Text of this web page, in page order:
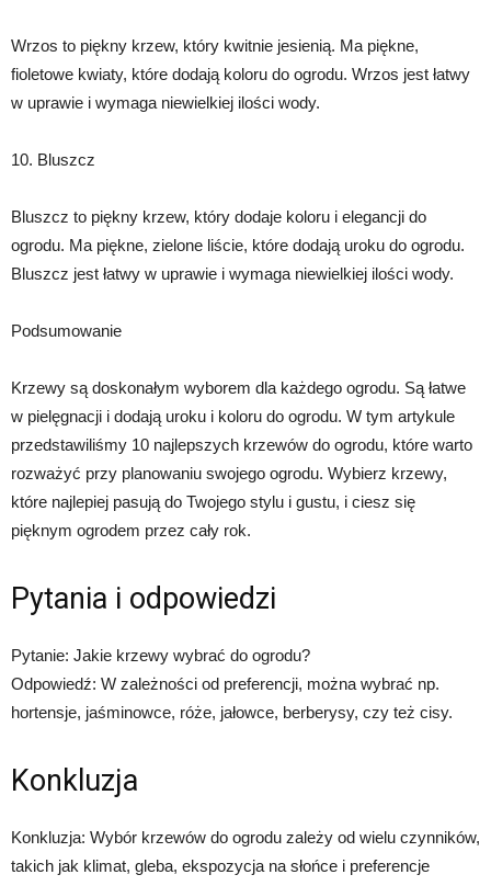
Wrzos to piękny krzew, który kwitnie jesienią. Ma piękne,
fioletowe kwiaty, które dodają koloru do ogrodu. Wrzos jest łatwy
w uprawie i wymaga niewielkiej ilości wody.
10. Bluszcz
Bluszcz to piękny krzew, który dodaje koloru i elegancji do
ogrodu. Ma piękne, zielone liście, które dodają uroku do ogrodu.
Bluszcz jest łatwy w uprawie i wymaga niewielkiej ilości wody.
Podsumowanie
Krzewy są doskonałym wyborem dla każdego ogrodu. Są łatwe
w pielęgnacji i dodają uroku i koloru do ogrodu. W tym artykule
przedstawiliśmy 10 najlepszych krzewów do ogrodu, które warto
rozważyć przy planowaniu swojego ogrodu. Wybierz krzewy,
które najlepiej pasują do Twojego stylu i gustu, i ciesz się
pięknym ogrodem przez cały rok.
Pytania i odpowiedzi
Pytanie: Jakie krzewy wybrać do ogrodu?
Odpowiedź: W zależności od preferencji, można wybrać np.
hortensje, jaśminowce, róże, jałowce, berberysy, czy też cisy.
Konkluzja
Konkluzja: Wybór krzewów do ogrodu zależy od wielu czynników,
takich jak klimat, gleba, ekspozycja na słońce i preferencje